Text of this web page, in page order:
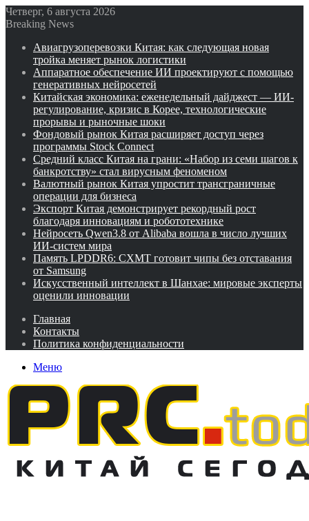
Четверг, 6 августа 2026
Breaking News
Авиагрузоперевозки Китая: как следующая новая
тройка меняет рынок логистики
Аппаратное обеспечение ИИ проектируют с помощью
генеративных нейросетей
Китайская экономика: еженедельный дайджест — ИИ-
регулирование, кризис в Корее, технологические
прорывы и рыночные шоки
Фондовый рынок Китая расширяет доступ через
программы Stock Connect
Средний класс Китая на грани: «Набор из семи шагов к
банкротству» стал вирусным феноменом
Валютный рынок Китая упростит трансграничные
операции для бизнеса
Экспорт Китая демонстрирует рекордный рост
благодаря инновациям и робототехнике
Нейросеть Qwen3.8 от Alibaba вошла в число лучших
ИИ-систем мира
Память LPDDR6: CXMT готовит чипы без отставания
от Samsung
Искусственный интеллект в Шанхае: мировые эксперты
оценили инновации
Главная
Контакты
Политика конфиденциальности
Меню